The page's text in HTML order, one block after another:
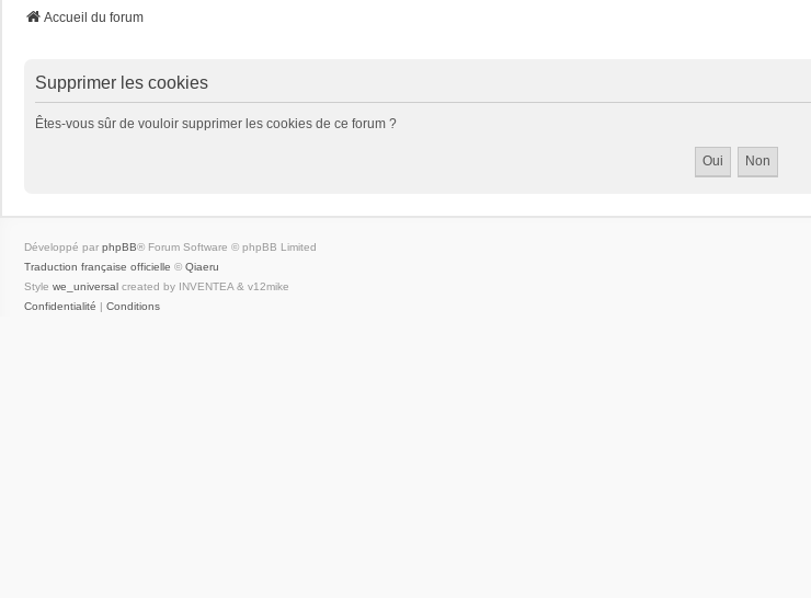
Accueil du forum
Supprimer les cookies
Êtes-vous sûr de vouloir supprimer les cookies de ce forum ?
Développé par phpBB® Forum Software © phpBB Limited
Traduction française officielle © Qiaeru
Style we_universal created by INVENTEA & v12mike
Confidentialité | Conditions